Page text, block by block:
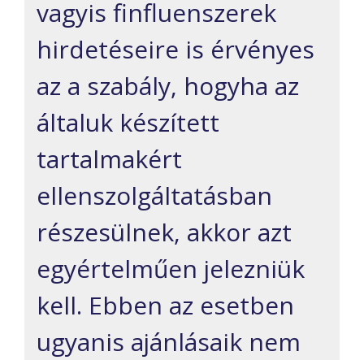
vagyis finfluenszerek
hirdetéseire is érvényes
az a szabály, hogyha az
általuk készített
tartalmakért
ellenszolgáltatásban
részesülnek, akkor azt
egyértelműen jelezniük
kell. Ebben az esetben
ugyanis ajánlásaik nem